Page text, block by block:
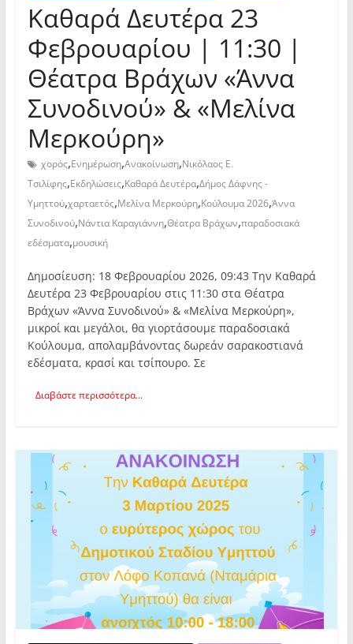
Καθαρά Δευτέρα 23
Φεβρουαρίου | 11:30 |
Θέατρα Βράχων «Άννα
Συνοδινού» & «Μελίνα
Μερκούρη»
χορός,Ενημέρωση,Ανακοίνωση,Νικόλαος Ε.
Τσιλίφης,Εκδηλώσεις,Καθαρά Δευτέρα,Δήμος Δάφνης -
Υμηττού,χαρταετός,Μελίνα Μερκούρη,Κούλουμα 2026,Άννα
Συνοδινού,Νάντια Καραγιάννη,Θέατρα Βράχων,παραδοσιακά
εδέσματα,μουσική
Δημοσίευση: 18 Φεβρουαρίου 2026, 09:43 Την Καθαρά
Δευτέρα 23 Φεβρουαρίου στις 11:30 στα Θέατρα
Βράχων «Άννα Συνοδινού» & «Μελίνα Μερκούρη»,
μικροί και μεγάλοι, θα γιορτάσουμε παραδοσιακά
Κούλουμα, απολαμβάνοντας δωρεάν σαρακοστιανά
εδέσματα, κρασί και τσίπουρο. Σε
Διαβάστε περισσότερα...